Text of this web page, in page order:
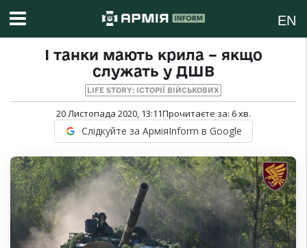
EN
І танки мають крила – якщо
служать у ДШВ
LIFE STORY: ІСТОРІЇ ВІЙСЬКОВИХ
20 Листопада 2020, 13:11Прочитаєте за: 6хв.
Слідкуйте за АрміяInform в Google